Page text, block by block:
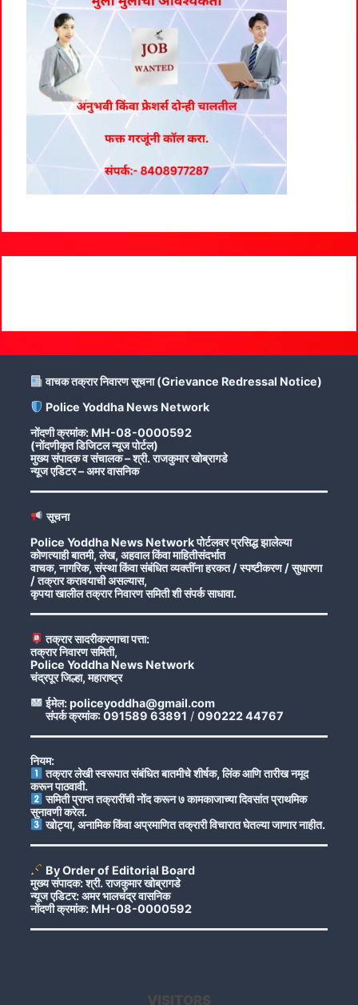
वाचक तक्रार निवारण सूचना (Grievance Redressal Notice)
Police Yoddha News Network
नोंदणी क्रमांक: MH-08-0000592
(नोंदणीकृत डिजिटल न्यूज पोर्टल)
मुख्य संपादक व संचालक – श्री. राजकुमार खोब्रागडे
न्यूज एडिटर – अमर वासनिक
सूचना
Police Yoddha News Network पोर्टलवर प्रसिद्ध झालेल्या
कोणत्याही बातमी, लेख, अहवाल किंवा माहितीसंदर्भात
वाचक, नागरिक, संस्था किंवा संबंधित व्यक्तींना हरकत / स्पष्टीकरण / सुधारणा
/ तक्रार करावयाची असल्यास,
कृपया खालील तक्रार निवारण समिती शी संपर्क साधावा.
तक्रार सादरीकरणाचा पत्ता:
तक्रार निवारण समिती,
Police Yoddha News Network
चंद्रपूर जिल्हा, महाराष्ट्र
ईमेल: policeyoddha@gmail.com
संपर्क क्रमांक: 091589 63891 / 090222 44767
नियम:
तक्रार लेखी स्वरूपात संबंधित बातमीचे शीर्षक, लिंक आणि तारीख नमूद
करून पाठवावी.
समिती प्राप्त तक्रारींची नोंद करून ७ कामकाजाच्या दिवसांत प्राथमिक
सुनावणी करेल.
खोट्या, अनामिक किंवा अप्रमाणित तक्रारी विचारात घेतल्या जाणार नाहीत.
By Order of Editorial Board
मुख्य संपादक: श्री. राजकुमार खोब्रागडे
न्यूज एडिटर: अमर भालचंद्र वासनिक
नोंदणी क्रमांक: MH-08-0000592
VISITORS